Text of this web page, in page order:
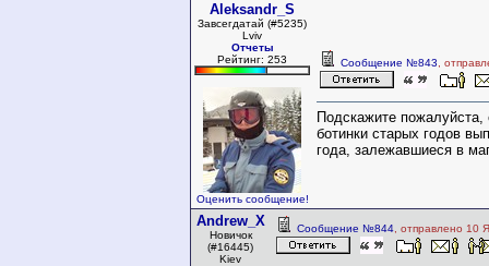
Aleksandr_S
Завсегдатай (#5235)
Lviv
Отчеты
Рейтинг: 253
Оценить сообщение!
Сообщение №843 ,
Подскажите пожалуйста,
ботинки старых годов
года, залежавшиеся в
Andrew_X
Новичок
(#16445)
Kiev
Сообщение №844 , отправлено 10